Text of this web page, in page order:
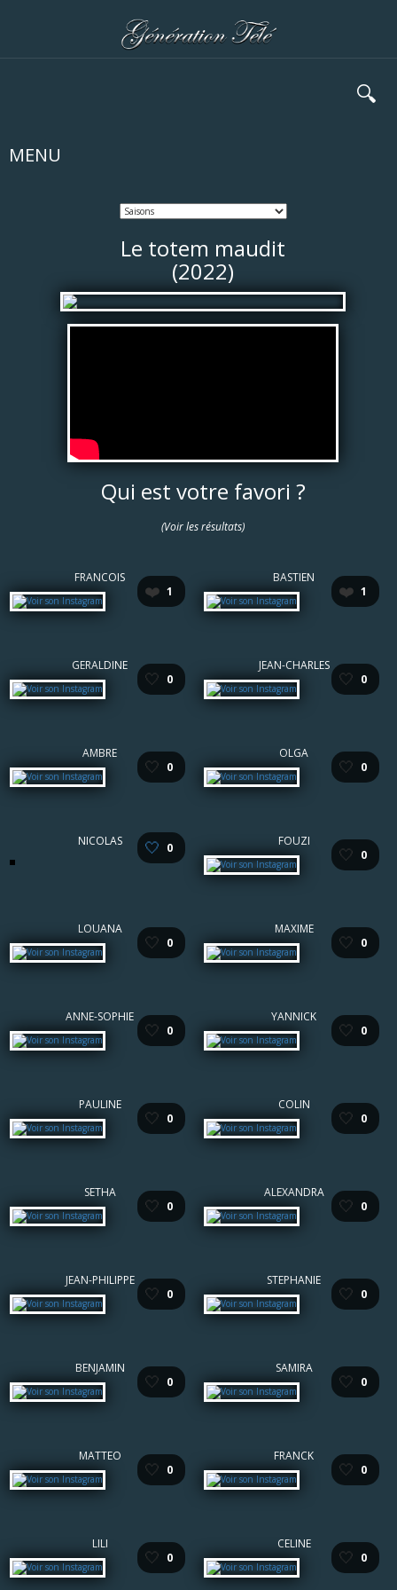
🔍
MENU
Le totem maudit
(2022)
Qui est votre favori ?
(Voir les résultats)
FRANCOIS
❤️ 1
BASTIEN
❤️ 1
GERALDINE
🤍 0
JEAN-CHARLES
🤍 0
AMBRE
🤍 0
OLGA
🤍 0
NICOLAS 🤍 0 FOUZI
🤍 0
LOUANA
🤍 0
MAXIME
🤍 0
ANNE-SOPHIE
🤍 0
YANNICK
🤍 0
PAULINE
🤍 0
COLIN
🤍 0
SETHA
🤍 0
ALEXANDRA
🤍 0
JEAN-PHILIPPE
🤍 0
STEPHANIE
🤍 0
BENJAMIN
🤍 0
SAMIRA
🤍 0
MATTEO
🤍 0
FRANCK
🤍 0
LILI
🤍 0
CELINE
🤍 0